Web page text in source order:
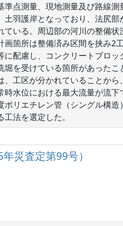
点測量、現地測量及び路線測
羽護岸となっており、法尻
いる。周辺部の河川の整備
箇所は整備済み区間を挟み2
配慮し、コンクリートブロッ
を受けている箇所があったこ
工区が分かれていることか
水位における最大流量が流下
リエチレン管（シングル構造
法を選定した。
災査定第99号）